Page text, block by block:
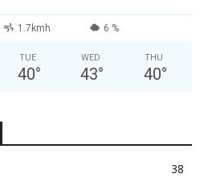
1.7kmh 6 %
TUE
40°
WED
43°
THU
40°
38